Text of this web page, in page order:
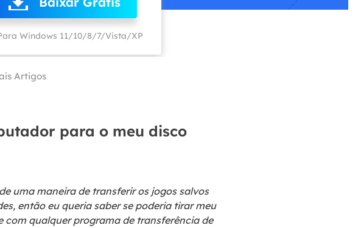
Tutorial Popular
Recuperação de Cartão SD
Recuperação de Pen Drive
Recuperação de HD
Como clonar disco grátis
inteligente do Windows
Ferramentas de áudio
VoiceWave
Windows 11/10/8/7/Vista/XP
Artigos
para o meu disco
uma maneira de transferir os jogos salvos
então eu queria saber se poderia tirar meu
com qualquer programa de transferência de